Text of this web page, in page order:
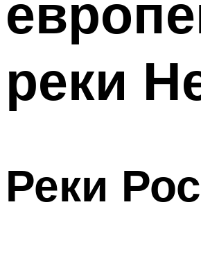
ПЛАВАНЬЕ ДЛЯ ДЕТЕЙ
ПЛАВАНЬЕ ДЛЯ ПОХУДЕНИЯ
ОЧИСТКА БАССЕЙНОВ
реки
Реки